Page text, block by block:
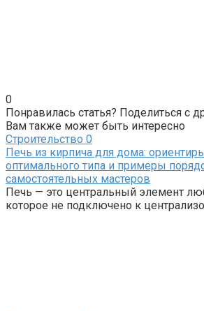
0
Понравилась статья? Поделиться с
Вам также может быть интересно
Строительство 0
Печь из кирпича для дома:
оптимального типа и примеры
самостоятельных мастеров
Печь — это центральный элемент
которое не подключено к